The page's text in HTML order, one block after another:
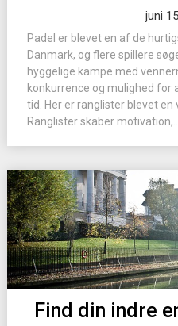
juni
Padel er blevet en af de
Danmark, og flere spillere
hyggelige kampe med
konkurrence og mulighed for
tid. Her er ranglister blevet en
Ranglister skaber motivation,...
Find din indre